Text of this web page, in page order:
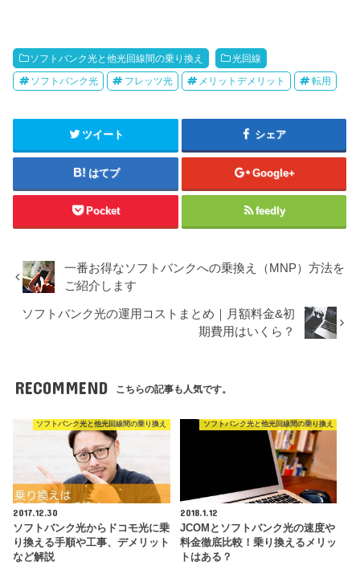
ソフトバンク光と他光回線間の乗り換え 光回線
ソフトバンク光 フレッツ光 メリットデメリット 転用
ツイート シェア
はてブ Google+
Pocket feedly
一番お得なソフトバンクへの乗換え（MNP）方法を
ご紹介します
ソフトバンク光の運用コストまとめ｜月額料金&初
期費用はいくら？
RECOMMEND こちらの記事も人気です。
ソフトバンク光と他光回線間の乗り換え
2017.12.30
ソフトバンク光からドコモ光に乗
り換える手順や工事、デメリット
など解説
ソフトバンク光と他光回線間の乗り換え
2018.1.12
JCOMとソフトバンク光の速度や
料金徹底比較！乗り換えるメリッ
トはある？